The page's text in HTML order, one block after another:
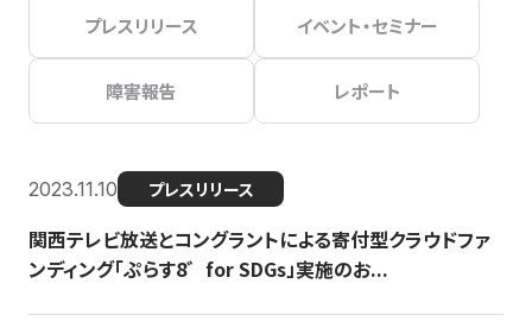
プレスリリース イベント・セミナー
障害報告 レポート
2023.11.10 プレスリリース
関西テレビ放送とコングラントによる寄付型クラウドファ
ンディング「ぷらす8゛for SDGs」実施のお...